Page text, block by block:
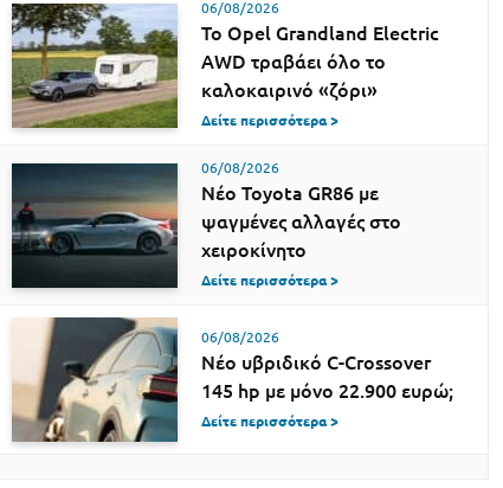
06/08/2026
Το Opel Grandland Electric
AWD τραβάει όλο το
καλοκαιρινό «ζόρι»
Δείτε περισσότερα >
06/08/2026
Νέο Toyota GR86 με
ψαγμένες αλλαγές στο
χειροκίνητο
Δείτε περισσότερα >
06/08/2026
Νέο υβριδικό C-Crossover
145 hp με μόνο 22.900 ευρώ;
Δείτε περισσότερα >